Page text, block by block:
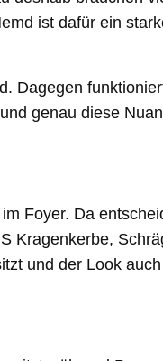
ist dafür ein
Dagegen
genau diese
Foyer. Da
Kragenkerbe,
und der Look